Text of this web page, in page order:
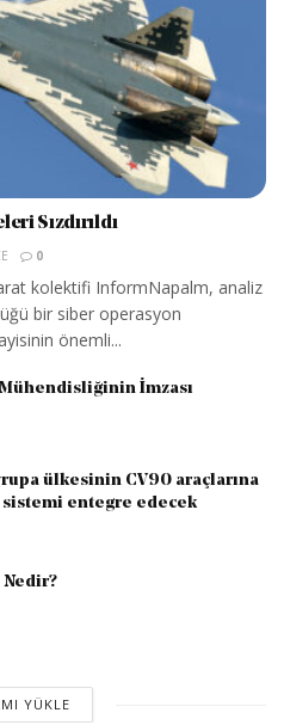
Sızdırıldı
0
kolektifi InformNapalm, analiz
bir siber operasyon
önemli...
Mühendisliğinin İmzası
ülkesinin CV90 araçlarına
entegre edecek
Nedir?
YÜKLE